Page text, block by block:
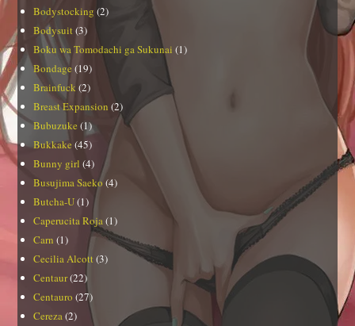
Bodystocking (2)
Bodysuit (3)
Boku wa Tomodachi ga Sukunai (1)
Bondage(19)
Brainfuck (2)
Breast Expansion (2)
Bubuzuke (1)
Bukkake (45)
Bunny girl (4)
Busujima Saeko (4)
Butcha-U(1)
Caperucita Roja (1)
Carn (1)
Cecilia Alcott (3)
Centaur(22)
Centauro (27)
Cereza (2)